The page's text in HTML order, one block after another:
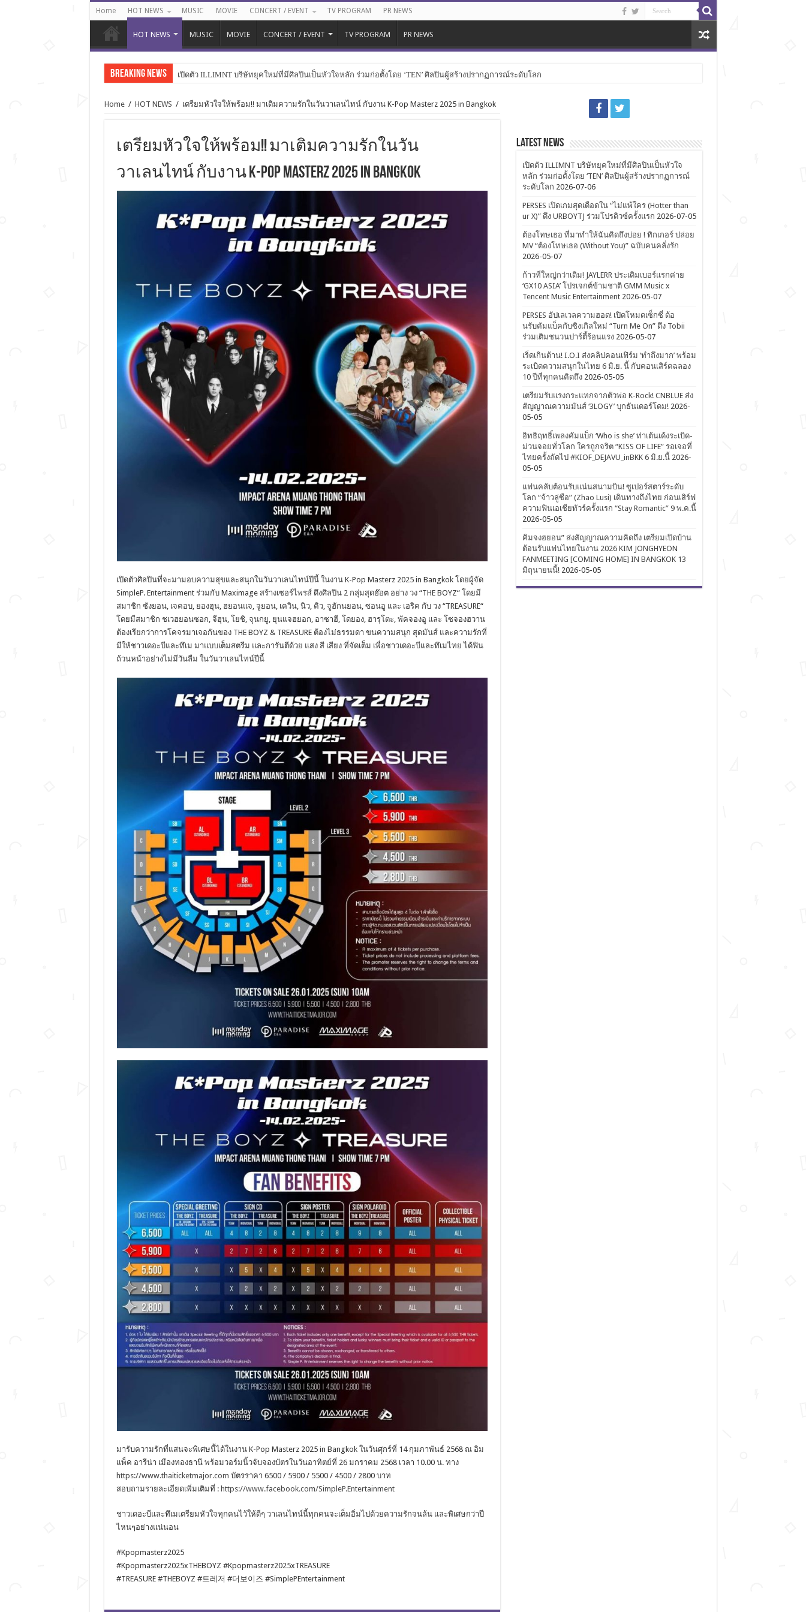
Home HOT NEWS MUSIC MOVIE CONCERT / EVENT TV PROGRAM PR NEWS
HOT NEWS MUSIC MOVIE CONCERT / EVENT TV PROGRAM PR NEWS
Breaking News เปิดตัว ILLIMNT บริษัทยุคใหม่ที่มีศิลปินเป็นหัวใจหลัก ร่วมก่อตั้งโดย ‘TEN’ ศิลปินผู้สร้างปรากฏการณ์ระดับโลก
Home / HOT NEWS / เตรียมหัวใจให้พร้อม!! มาเติมความรักในวันวาเลนไทน์ กับงาน K-Pop Masterz 2025 in Bangkok
เตรียมหัวใจให้พร้อม!! มาเติมความรักในวัน
วาเลนไทน์ กับงาน K-Pop Masterz 2025 in Bangkok
เปิดตัวศิลปินที่จะมามอบความสุขและสนุกในวันวาเลนไทน์ปีนี้ ในงาน K-Pop Masterz 2025 in Bangkok โดยผู้จัด
SimpleP. Entertainment ร่วมกับ Maximage สร้างเซอร์ไพรส์ ดึงศิลปิน 2 กลุ่มสุดฮ๊อต อย่าง วง “THE BOYZ“ โดยมี
สมาชิก ซังยอน, เจคอบ, ยองฮุน, ฮยอนแจ, จูยอน, เควิน, นิว, คิว, จูฮักนยอน, ซอนอู และ เอริค กับ วง “TREASURE“
โดยมีสมาชิก ชเวฮยอนซอก, จีฮุน, โยชิ, จุนกยู, ยุนแจฮยอก, อาซาฮี, โดยอง, ฮารุโตะ, พัคจองอู และ โซจองฮวาน
ต้องเรียกว่าการโคจรมาเจอกันของ THE BOYZ & TREASURE ต้องไม่ธรรมดา ขนความสนุก สุดมันส์ และความรักที่
มีให้ชาวเดอะบีและทึเม มาแบบเต็มสตรีม และการันตีด้วย แสง สี เสียง ที่จัดเต็ม เพื่อชาวเดอะบีและทึเมไทย ได้ฟิน
ถ้วนหน้าอย่างไม่มีวันลืม ในวันวาเลนไทน์ปีนี้
มารับความรักที่แสนจะพิเศษนี้ได้ในงาน K-Pop Masterz 2025 in Bangkok ในวันศุกร์ที่ 14 กุมภาพันธ์ 2568 ณ อิม
แพ็ค อารีน่า เมืองทองธานี พร้อมวอร์มนิ้วจับจองบัตรในวันอาทิตย์ที่ 26 มกราคม 2568 เวลา 10.00 น. ทาง
https://www.thaiticketmajor.com บัตรราคา 6500 / 5900 / 5500 / 4500 / 2800 บาท
สอบถามรายละเอียดเพิ่มเติมที่ : https://www.facebook.com/SimpleP.Entertainment
ชาวเดอะบีและทึเมเตรียมหัวใจทุกคนไว้ให้ดีๆ วาเลนไทน์นี้ทุกคนจะเต็มอิ่มไปด้วยความรักจนล้น และพิเศษกว่าปี
ไหนๆอย่างแน่นอน
#Kpopmasterz2025
#Kpopmasterz2025xTHEBOYZ #Kpopmasterz2025xTREASURE
#TREASURE #THEBOYZ #트레저 #더보이즈 #SimplePEntertainment
Latest News
เปิดตัว ILLIMNT บริษัทยุคใหม่ที่มีศิลปินเป็นหัวใจ
หลัก ร่วมก่อตั้งโดย ‘TEN’ ศิลปินผู้สร้างปรากฏการณ์
ระดับโลก 2026-07-06
PERSES เปิดเกมสุดเดือดใน “ไม่แพ้ใคร (Hotter than
ur X)” ดึง URBOYTJ ร่วมโปรดิวซ์ครั้งแรก 2026-07-05
ต้องโทษเธอ ที่มาทำให้ฉันคิดถึงบ่อย ! ทิกเกอร์ ปล่อย
MV “ต้องโทษเธอ (Without You)” ฉบับคนคลั่งรัก
2026-05-07
ก้าวที่ใหญ่กว่าเดิม! JAYLERR ประเดิมเบอร์แรกค่าย
‘GX10 ASIA’ โปรเจกต์ข้ามชาติ GMM Music x
Tencent Music Entertainment 2026-05-07
PERSES อัปเลเวลความฮอต! เปิดโหมดเซ็กซี่ ต้อ
นรับคัมแบ็คกับซิงเกิลใหม่ “Turn Me On” ดึง Tobii
ร่วมเติมชนวนปาร์ตี้ร้อนแรง 2026-05-07
เริ่ดเกินต้าน! I.O.I ส่งคลิปคอนเฟิร์ม ‘ทำถึงมาก’ พร้อม
ระเบิดความสนุกในไทย 6 มิ.ย. นี้ กับคอนเสิร์ตฉลอง
10 ปีที่ทุกคนคิดถึง 2026-05-05
เตรียมรับแรงกระแทกจากตัวพ่อ K-Rock! CNBLUE ส่ง
สัญญาณความมันส์ ‘3LOGY’ บุกธันเดอร์โดม! 2026-
05-05
อิทธิฤทธิ์เพลงคัมแบ็ก ‘Who is she’ ท่าเต้นเด้งระเบิด-
ม่วนจอยทั่วโลก ใครถูกจริต “KISS OF LIFE” รอเจอที่
ไทยครั้งถัดไป #KIOF_DEJAVU_inBKK 6 มิ.ย.นี้ 2026-
05-05
แฟนคลับต้อนรับแน่นสนามบิน! ซูเปอร์สตาร์ระดับ
โลก “จ้าวลู่ซือ” (Zhao Lusi) เดินทางถึงไทย ก่อนเสิร์ฟ
ความฟินเอเชียทัวร์ครั้งแรก “Stay Romantic” 9 พ.ค.นี้
2026-05-05
คิมจงฮยอน” ส่งสัญญาณความคิดถึง เตรียมเปิดบ้าน
ต้อนรับแฟนไทยในงาน 2026 KIM JONGHYEON
FANMEETING [COMING HOME] IN BANGKOK 13
มิถุนายนนี้! 2026-05-05